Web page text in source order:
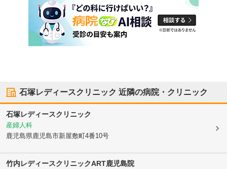
石塚レディースクリニック 近隣の病院・クリニック
石塚レディースクリニック
産婦人科
鹿児島県鹿児島市新屋敷町4番10号
竹内レディースクリニックART鹿児島院